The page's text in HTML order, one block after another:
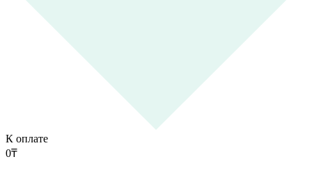
К оплате
0₸